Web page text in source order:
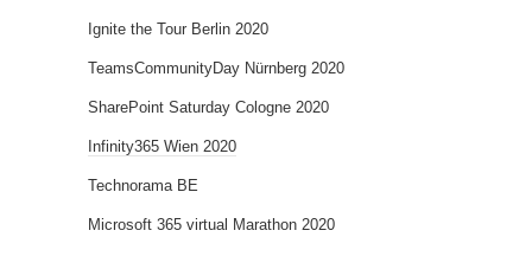
Ignite the Tour Berlin 2020
TeamsCommunityDay Nürnberg 2020
SharePoint Saturday Cologne 2020
Infinity365 Wien 2020
Technorama BE
Microsoft 365 virtual Marathon 2020